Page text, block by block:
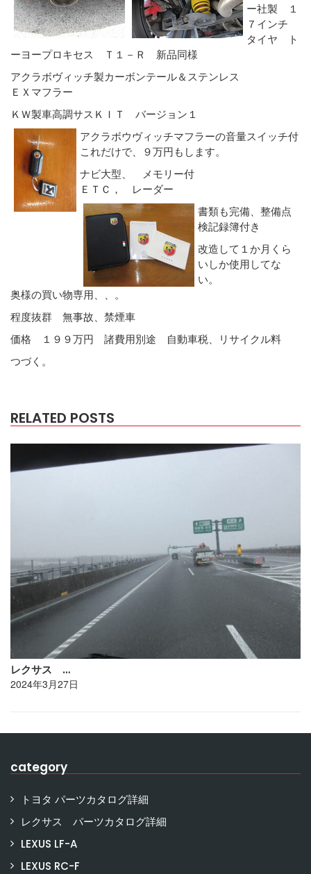
ー社製 １
７インチ
タイヤ ト
ーヨープロキセス Ｔ１－Ｒ 新品同様
アクラボヴィッチ製カーボンテール＆ステンレス
ＥＸマフラー
ＫＷ製車高調サスＫＩＴ バージョン１
アクラボウヴィッチマフラーの音量スイッチ付
これだけで、９万円もします。
ナビ大型、 メモリー付
ＥＴＣ， レーダー
書類も完備、整備点
検記録簿付き
改造して１か月くら
いしか使用してな
い。
奥様の買い物専用、、。
程度抜群 無事故、禁煙車
価格 １９９万円 諸費用別途 自動車税、リサイクル料
つづく。
RELATED POSTS
レクサス …
2024年3月27日
category
トヨタ パーツカタログ詳細
レクサス パーツカタログ詳細
LEXUS LF-A
LEXUS RC-F